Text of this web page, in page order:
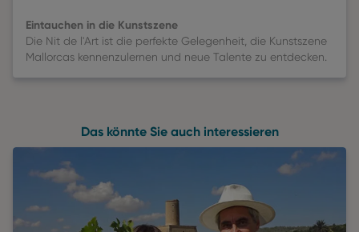
Eintauchen in die Kunstszene
Die Nit de l'Art ist die perfekte Gelegenheit, die Kunstszene
Mallorcas kennenzulernen und neue Talente zu entdecken.
Das könnte Sie auch interessieren